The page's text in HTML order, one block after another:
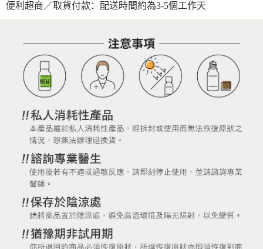
便利超商／取貨付款：配送時間約為3-5個工作天